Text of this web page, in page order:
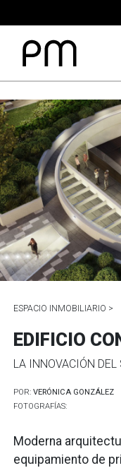
ESPACIO INMOBILIARIO >
EDIFICIO
LA INNOVACIÓN
POR:VERÓNICA GONZÁLEZ
FOTOGRAFÍAS:
Moderna
equipamiento de